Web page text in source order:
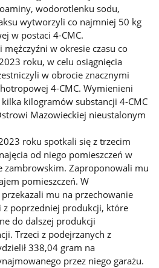
wodorotlenku sodu,
wytworzyli co najmniej 50 kg
w postaci 4-CMC.
mężczyźni w okresie czasu co
roku, w celu osiągnięcia
w obrocie znacznymi
4-CMC. Wymienieni
kilogramów substancji 4-CMC
Mazowieckiej nieustalonym
roku spotkali się z trzecim
od niego pomieszczeń w
zambrowskim. Zaproponowali mu
pomieszczeń. W
mu na przechowanie
z poprzedniej produkcji, które
do dalszej produkcji
Trzeci z podejrzanych z
338,04 gram na
przez niego garażu.